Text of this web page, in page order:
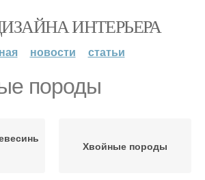
ИНТЕРЬЕРА
новости статьи
породы
различные
Хвойные породы